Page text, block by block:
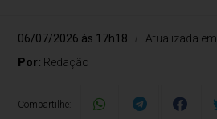
06/07/2026 às 17h18
Atualizada
Por: Redação
Compartilhe: